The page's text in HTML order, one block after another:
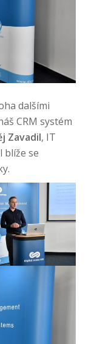
dalšími
CRM systém
Zavadil, IT
blíže se